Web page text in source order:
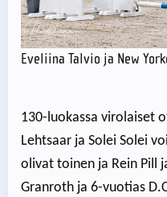
Eveliina Talvio ja New
130-luokassa virolaiset
Lehtsaar ja Solei Solei
olivat toinen ja Rein Pill
Granroth ja 6-vuotias